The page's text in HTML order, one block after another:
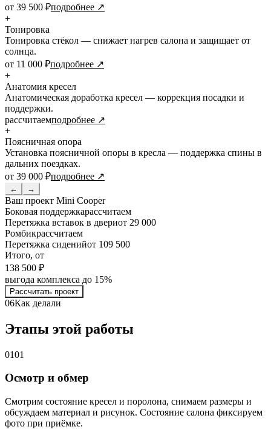
от 39 500 ₽подробнее ↗
+
Тонировка
Тонировка стёкол — снижает нагрев салона и защищает от
солнца.
от 11 000 ₽подробнее ↗
+
Анатомия кресел
Анатомическая доработка кресел — коррекция посадки и
поддержки.
рассчитаемподробнее ↗
+
Поясничная опора
Установка поясничной опоры в кресла — поддержка спины в
дальних поездках.
от 39 000 ₽подробнее ↗
← →
Ваш проект Mini Cooper
Боковая поддержкарассчитаем
Перетяжка вставок в двериот 29 000
Ромбикрассчитаем
Перетяжка сиденийот 109 500
Итого, от
138 500 ₽
выгода комплекса до 15%
Рассчитать проект
06Как делали
Этапы этой работы
0101
Осмотр и обмер
Смотрим состояние кресел и поролона, снимаем размеры и
обсуждаем материал и рисунок. Состояние салона фиксируем
фото при приёмке.